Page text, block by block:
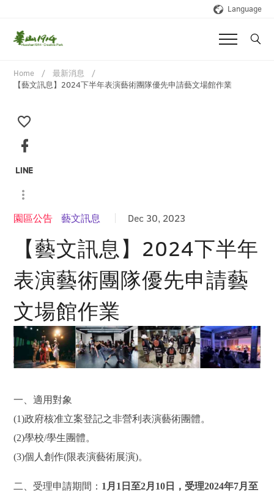
Language
Home
最新消息
【藝文訊息】2024下半年表演藝術團隊優先申請藝文場館作業
園區公告 藝文訊息 Dec 30, 2023
【藝文訊息】2024下半年
表演藝術團隊優先申請藝
文場館作業
一、適用對象
(1)政府核准立案登記之非營利表演藝術團體。
(2)學校/學生團體。
(3)個人創作(限表演藝術展演)。
二、受理申請期間： 1月1日至2月10日，受理2024年7月至